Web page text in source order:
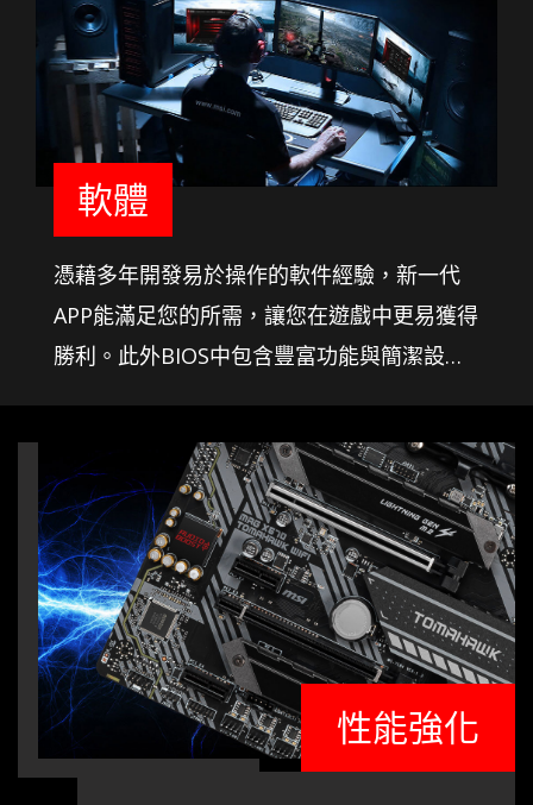
憶體廠商認證列表（QVL），並結合MSI
DDR4 Boost技術，即使在超頻也能提供最大
的兼容性。因此您只需要確認您想要的遊戲
裝備即可。
軟體
憑藉多年開發易於操作的軟件經驗，新一代
APP能滿足您的所需，讓您在遊戲中更易獲得
勝利。此外BIOS中包含豐富功能與簡潔設置
性能強化